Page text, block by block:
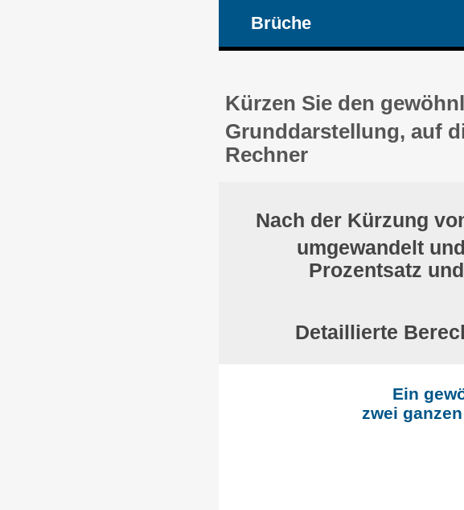
Brüche
Kürzen Sie den
Grunddarstellung, auf
Rechner
Nach der Kürzung
umgewandelt
Prozentsatz
Detaillierte
Ein
zwei